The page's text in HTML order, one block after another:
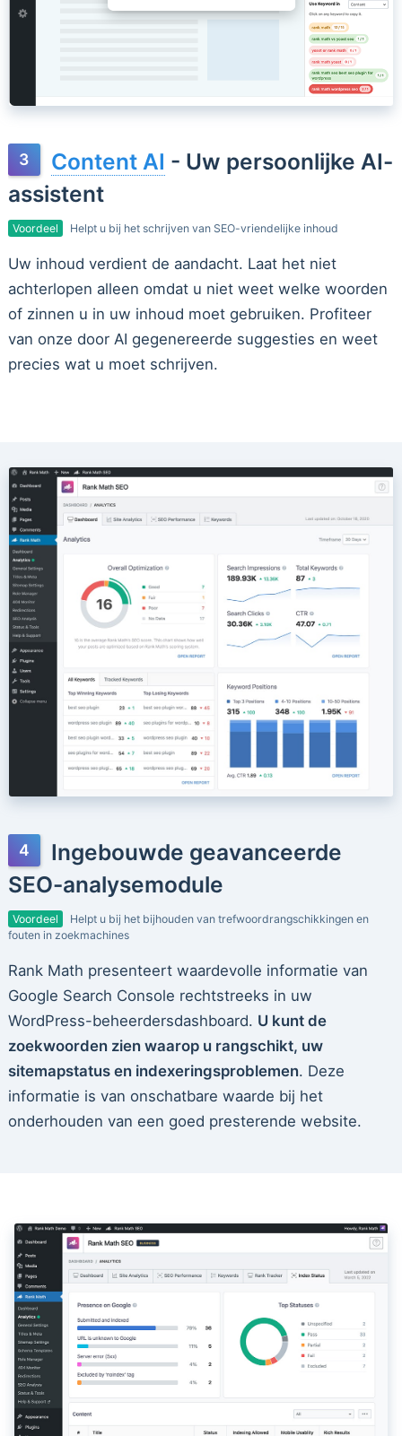
Content AI - Uw persoonlijke AI-
assistent
Voordeel Helpt u bij het schrijven van SEO-vriendelijke inhoud
Uw inhoud verdient de aandacht. Laat het niet
achterlopen alleen omdat u niet weet welke woorden
of zinnen u in uw inhoud moet gebruiken. Profiteer
van onze door AI gegenereerde suggesties en weet
precies wat u moet schrijven.
Ingebouwde geavanceerde
SEO-analysemodule
Voordeel
Helpt u bij het bijhouden van trefwoordrangschikkingen en
fouten in zoekmachines
Rank Math presenteert waardevolle informatie van
Google Search Console rechtstreeks in uw
WordPress-beheerdersdashboard. U kunt de
zoekwoorden zien waarop u rangschikt, uw
sitemapstatus en indexeringsproblemen. Deze
informatie is van onschatbare waarde bij het
onderhouden van een goed presterende website.